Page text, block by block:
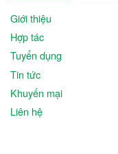
Giới thiệu
Hợp tác
Tuyển dụng
Tin tức
Khuyến mại
Liên hệ